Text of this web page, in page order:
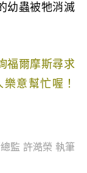
幼蟲被牠消滅
福爾摩斯尋求
意幫忙喔！
監 許澔榮 執筆